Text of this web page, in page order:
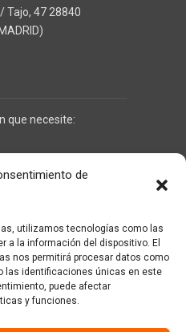
de
utilizamos tecnologías como las
a la información del dispositivo. El
nos permitirá procesar datos como
las identificaciones únicas en este
puede afectar
y funciones.
Tajo, 47 28840
que necesite:
S.L.- Soluciones en